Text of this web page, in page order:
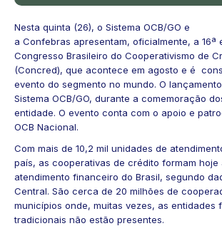
Nesta quinta (26), o Sistema OCB/GO e
a Confebras apresentam, oficialmente, a 16ª
Congresso Brasileiro do Cooperativismo de
(Concred), que acontece em agosto e é
evento do segmento no mundo. O
Sistema OCB/GO, durante a comemoração
entidade. O evento conta com o apoio e
OCB Nacional.
Com mais de 10,2 mil unidades de
país, as cooperativas de crédito formam hoje
atendimento financeiro do Brasil, segundo
Central. São cerca de 20 milhões de
municípios onde, muitas vezes, as entidades
tradicionais não estão presentes.